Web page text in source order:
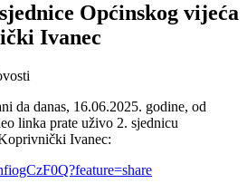
Općinskog vijeća
Ivanec
da danas, 16.06.2025. godine, od
linka prate uživo 2. sjednicu
Ivanec: